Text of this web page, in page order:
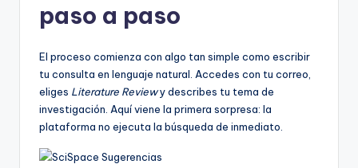
paso a paso
El proceso comienza con algo tan simple como escribir
tu consulta en lenguaje natural. Accedes con tu correo,
eliges Literature Reviewy describes tu tema de
investigación. Aquí viene la primera sorpresa: la
plataforma no ejecuta la búsqueda de inmediato.